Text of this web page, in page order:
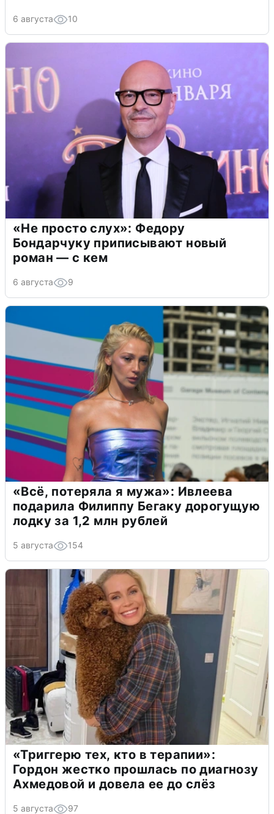
6 августа 10
«Не просто слух»: Федору
Бондарчуку приписывают новый
роман — с кем
6 августа 9
«Всё, потеряла я мужа»: Ивлеева
подарила Филиппу Бегаку дорогущую
лодку за 1,2 млн рублей
5 августа 154
«Триггерю тех, кто в терапии»:
Гордон жестко прошлась по диагнозу
Ахмедовой и довела ее до слёз
5 августа 97